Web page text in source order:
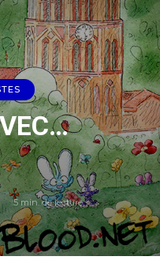
5 min. de lecture